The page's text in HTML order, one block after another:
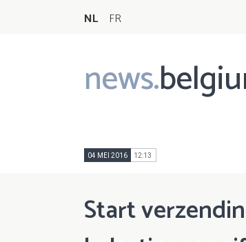
NL FR
news.
Main
navigation
04 MEI 2016 12:13
Start